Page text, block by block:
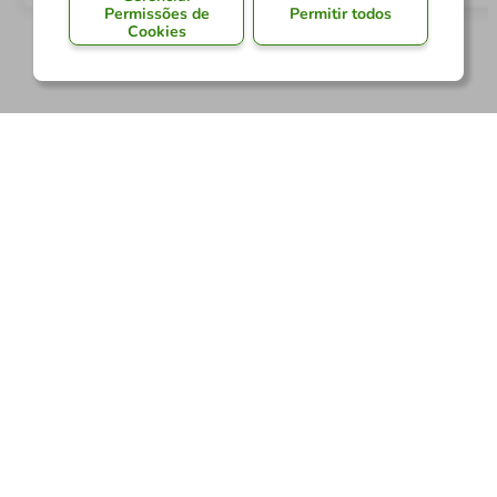
Permissões de
Cookies
Permitir todos